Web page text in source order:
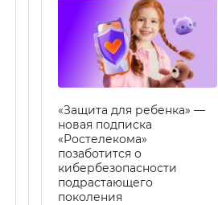
«Защита для ребенка» —
новая подписка
«Ростелекома»
позаботится о
кибербезопасности
подрастающего
поколения